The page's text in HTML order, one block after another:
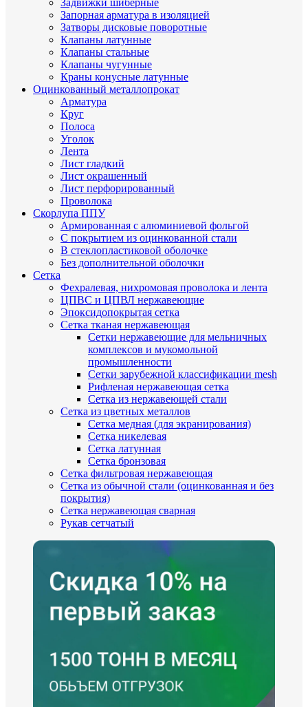
Задвижки шиберные
Запорная арматура в изоляцией
Затворы дисковые поворотные
Клапаны латунные
Клапаны стальные
Клапаны чугунные
Краны конусные латунные
Оцинкованный металлопрокат
Арматура
Круг
Полоса
Уголок
Лента
Лист гладкий
Лист окрашенный
Лист перфорированный
Проволока
Скорлупа ППУ
Армированная с алюминиевой фольгой
C покрытием из оцинкованной стали
В стеклопластиковой оболочке
Без дополнительной оболочки
Сетка
Фехралевая, нихромовая проволока и лента
ЦПВС и ЦПВЛ нержавеющие
Эпоксидопокрытая сетка
Сетка тканая нержавеющая
Сетки нержавеющие для мельничных
комплексов и мукомольной
промышленности
Сетки зарубежной классификации mesh
Рифленая нержавеющая сетка
Сетка из нержавеющей стали
Сетка из цветных металлов
Сетка медная (для экранирования)
Сетка никелевая
Сетка латунная
Сетка бронзовая
Сетка фильтровая нержавеющая
Сетка из обычной стали (оцинкованная и без
покрытия)
Сетка нержавеющая сварная
Рукав сетчатый